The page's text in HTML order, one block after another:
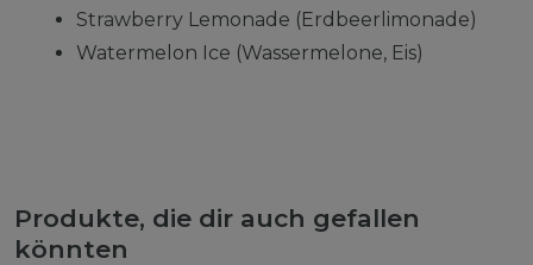
Strawberry Lemonade (Erdbeerlimonade)
Watermelon Ice (Wassermelone, Eis)
Produkte, die dir auch gefallen
könnten